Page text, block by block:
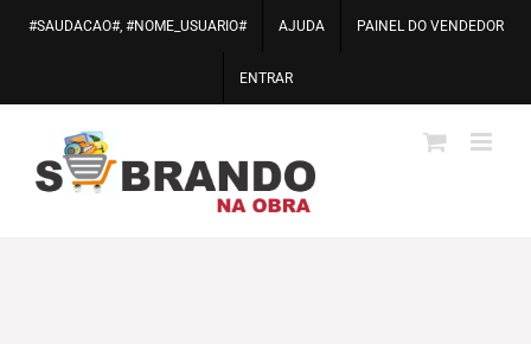
para
#SAUDACAO#, #NOME_USUARIO# AJUDA PAINEL DO VENDEDOR
ENTRAR